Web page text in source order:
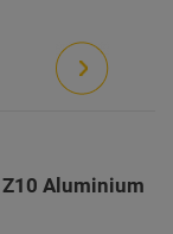
Aluminium